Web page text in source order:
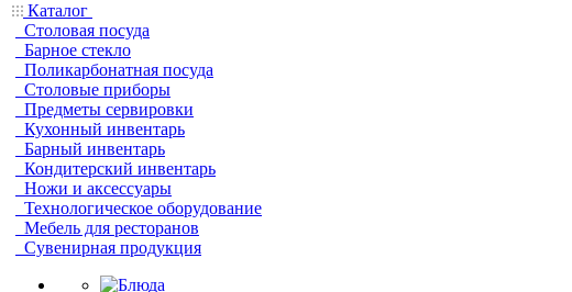
Каталог
Столовая посуда
Барное стекло
Поликарбонатная посуда
Столовые приборы
Предметы сервировки
Кухонный инвентарь
Барный инвентарь
Кондитерский инвентарь
Ножи и аксессуары
Технологическое оборудование
Мебель для ресторанов
Сувенирная продукция